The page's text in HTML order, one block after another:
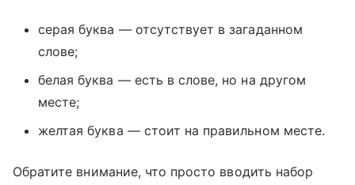
серая буква — отсутствует в загаданном
слове;
белая буква — есть в слове, но на другом
месте;
желтая буква — стоит на правильном месте.
Обратите внимание, что просто вводить набор